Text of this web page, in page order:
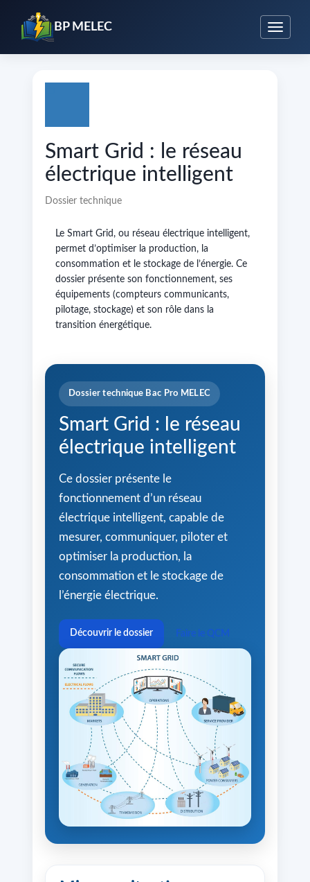
BP MELEC
Smart Grid : le réseau
électrique intelligent
Dossier technique
Le Smart Grid, ou réseau électrique intelligent,
permet d’optimiser la production, la
consommation et le stockage de l’énergie. Ce
dossier présente son fonctionnement, ses
équipements (compteurs communicants,
pilotage, stockage) et son rôle dans la
transition énergétique.
Dossier technique Bac Pro MELEC
Smart Grid : le réseau
électrique intelligent
Ce dossier présente le
fonctionnement d’un réseau
électrique intelligent, capable de
mesurer, communiquer, piloter et
optimiser la production, la
consommation et le stockage de
l’énergie électrique.
Découvrir le dossier Faire le QCM